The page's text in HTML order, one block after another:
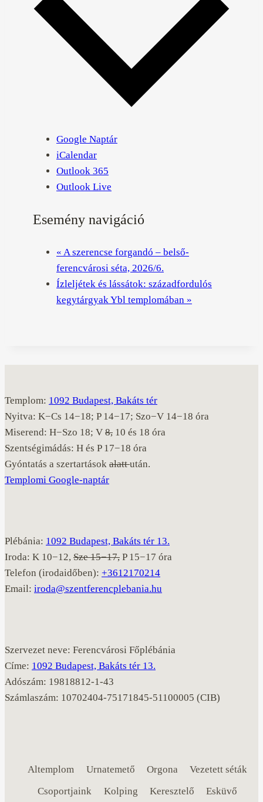
Google Naptár
iCalendar
Outlook 365
Outlook Live
Esemény navigáció
« A szerencse forgandó – belső-
ferencvárosi séta, 2026/6.
Ízleljétek és lássátok: századfordulós
kegytárgyak Ybl templomában »
Templom: 1092 Budapest, Bakáts tér
Nyitva: K−Cs 14−18; P 14−17; Szo−V 14−18 óra
Miserend: H−Szo 18; V 8, 10 és 18 óra
Szentségimádás: H és P 17−18 óra
Gyóntatás a szertartások alattután.
Templomi Google-naptár
Plébánia: 1092 Budapest, Bakáts tér 13.
Iroda: K 10−12, Sze 15−17, P 15−17 óra
Telefon (irodaidőben): +3612170214
Email: iroda@szentferencplebania.hu
Szervezet neve: Ferencvárosi Főplébánia
Címe: 1092 Budapest, Bakáts tér 13.
Adószám: 19818812-1-43
Számlaszám: 10702404-75171845-51100005 (CIB)
Altemplom Urnatemető Orgona
Vezetett séták
Csoportjaink
Kolping Keresztelő Esküvő